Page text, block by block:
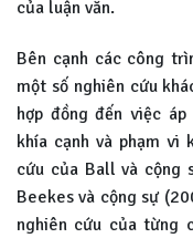
của luận văn.
Bên cạnh các công
một số nghiên cứu
hợp đồng đến việc
khía cạnh và phạm vi
cứu của Ball và cộng
Beekes và cộng sự
nghiên cứu của từng